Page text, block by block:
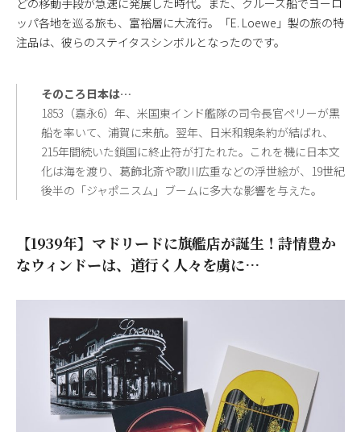
ッパ各地を巡る旅も、富裕層に大流行。「E. Loewe」製の旅の特
注品は、彼らのステイタスシンボルとなったのです。
そのころ日本は…
1853（嘉永6）年、米国東インド艦隊の司令長官ペリーが黒
船を率いて、浦賀に来航。翌年、日米和親条約が結ばれ、
215年間続いた鎖国に終止符が打たれた。これを機に日本文
化は海を渡り、葛飾北斎や歌川広重などの浮世絵が、19世紀
後半の「ジャポニスム」ブームに多大な影響を与えた。
【1939年】マドリードに旗艦店が誕生！詩情豊か
なウィンドーは、道行く人々を虜に…